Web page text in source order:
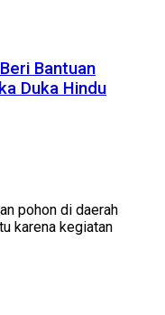
Bantuan
Duka Hindu
pohon di daerah
karena kegiatan